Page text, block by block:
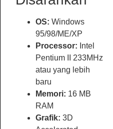
OS: Windows
95/98/ME/XP
Processor: Intel
Pentium II 233MHz
atau yang lebih
baru
Memori: 16 MB
RAM
Grafik: 3D